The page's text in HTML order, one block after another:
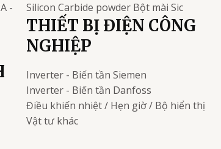
-
Silicon Carbide powder Bột mài Sic
THIẾT BỊ ĐIỆN CÔNG
NGHIỆP
Inverter - Biến tần Siemen
Inverter - Biến tần Danfoss
Điều khiến nhiệt / Hẹn giờ / Bộ hiển thị
Vật tư khác